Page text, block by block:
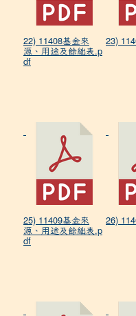
22) 11408基金來
源、用途及餘絀表.p
df
23)
25) 11409基金來
源、用途及餘絀表.p
df
26)